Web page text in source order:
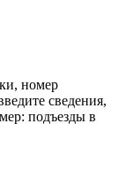
номер
сведения,
подъезды в